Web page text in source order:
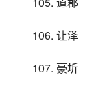
106. 让泽
107. 豪圻